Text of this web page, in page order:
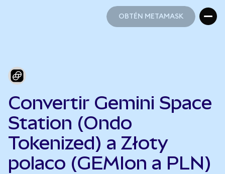
OBTÉN METAMASK
Convertir Gemini Space
Station (Ondo
Tokenized) a Złoty
polaco (GEMIon a PLN)